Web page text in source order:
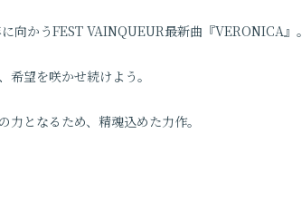
向かうFEST VAINQUEUR最新曲『VERONICA』。
希望を咲かせ続けよう。
力となるため、精魂込めた力作。